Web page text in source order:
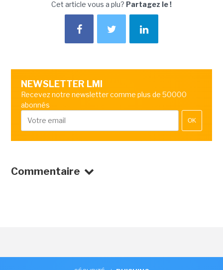
Cet article vous a plu? Partagez le !
NEWSLETTER LMI
Recevez notre newsletter comme plus de 50000
abonnés
OK
Commentaire